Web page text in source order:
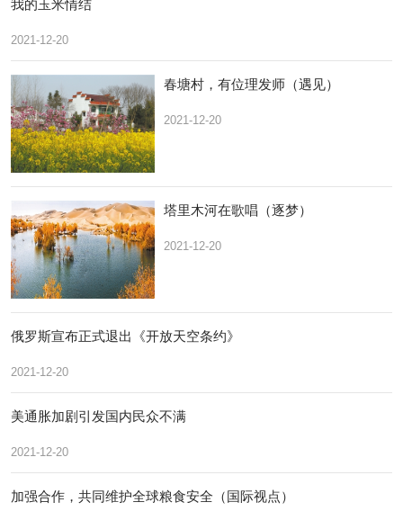
我的玉米情结
2021-12-20
春塘村，有位理发师（遇见）
2021-12-20
塔里木河在歌唱（逐梦）
2021-12-20
俄罗斯宣布正式退出《开放天空条约》
2021-12-20
美通胀加剧引发国内民众不满
2021-12-20
加强合作，共同维护全球粮食安全（国际视点）